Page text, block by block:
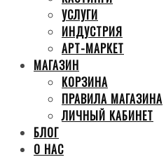
УСЛУГИ
ИНДУСТРИЯ
АРТ-МАРКЕТ
МАГАЗИН
КОРЗИНА
ПРАВИЛА МАГАЗИНА
ЛИЧНЫЙ КАБИНЕТ
БЛОГ
О НАС